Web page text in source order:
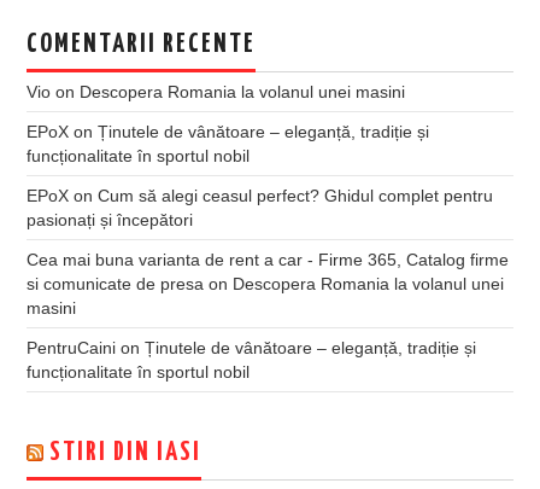
COMENTARII RECENTE
Vio on Descopera Romania la volanul unei masini
EPoX onȚinutele de vânătoare – eleganță, tradiție și
funcționalitate în sportul nobil
EPoX onCum să alegi ceasul perfect? Ghidul complet pentru
pasionați și începători
Cea mai buna varianta de rent a car - Firme 365, Catalog firme
si comunicate de presa on Descopera Romania la volanul unei
masini
PentruCaini onȚinutele de vânătoare – eleganță, tradiție și
funcționalitate în sportul nobil
STIRI DIN IASI